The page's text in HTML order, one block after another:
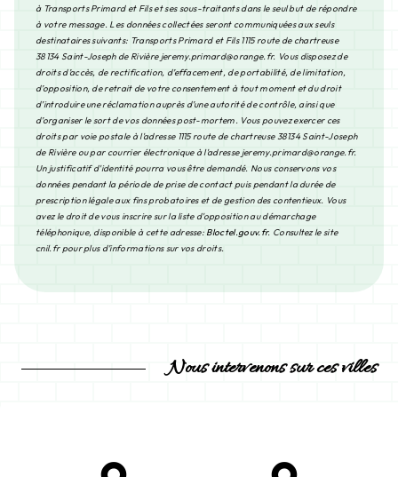
à Transports Primard et Fils et ses sous-traitants dans le seul but de répondre
à votre message. Les données collectées seront communiquées aux seuls
destinataires suivants: Transports Primard et Fils 1115 route de chartreuse
38134 Saint-Joseph de Rivière jeremy.primard@orange.fr. Vous disposez de
droits d’accès, de rectification, d’effacement, de portabilité, de limitation,
d’opposition, de retrait de votre consentement à tout moment et du droit
d’introduire une réclamation auprès d’une autorité de contrôle, ainsi que
d’organiser le sort de vos données post-mortem. Vous pouvez exercer ces
droits par voie postale à l'adresse 1115 route de chartreuse 38134 Saint-Joseph
de Rivière ou par courrier électronique à l'adresse jeremy.primard@orange.fr.
Un justificatif d'identité pourra vous être demandé. Nous conservons vos
données pendant la période de prise de contact puis pendant la durée de
prescription légale aux fins probatoires et de gestion des contentieux. Vous
avez le droit de vous inscrire sur la liste d'opposition au démarchage
téléphonique, disponible à cette adresse: Bloctel.gouv.fr. Consultez le site
cnil.fr pour plus d’informations sur vos droits.
Nous intervenons sur ces villes